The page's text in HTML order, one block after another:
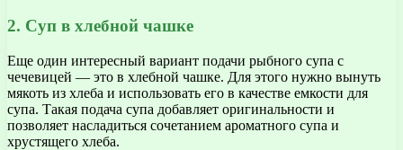
2. Суп в хлебной чашке
Еще один интересный вариант подачи рыбного супа с
чечевицей — это в хлебной чашке. Для этого нужно вынуть
мякоть из хлеба и использовать его в качестве емкости для
супа. Такая подача супа добавляет оригинальности и
позволяет насладиться сочетанием ароматного супа и
хрустящего хлеба.